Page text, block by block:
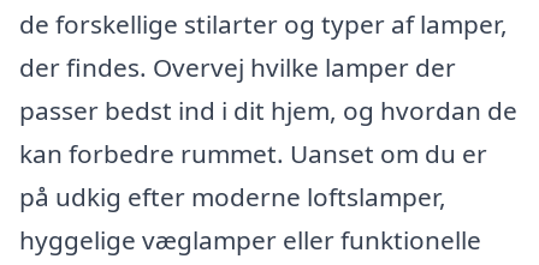
de forskellige stilarter og typer af lamper,
der findes. Overvej hvilke lamper der
passer bedst ind i dit hjem, og hvordan de
kan forbedre rummet. Uanset om du er
på udkig efter moderne loftslamper,
hyggelige væglamper eller funktionelle